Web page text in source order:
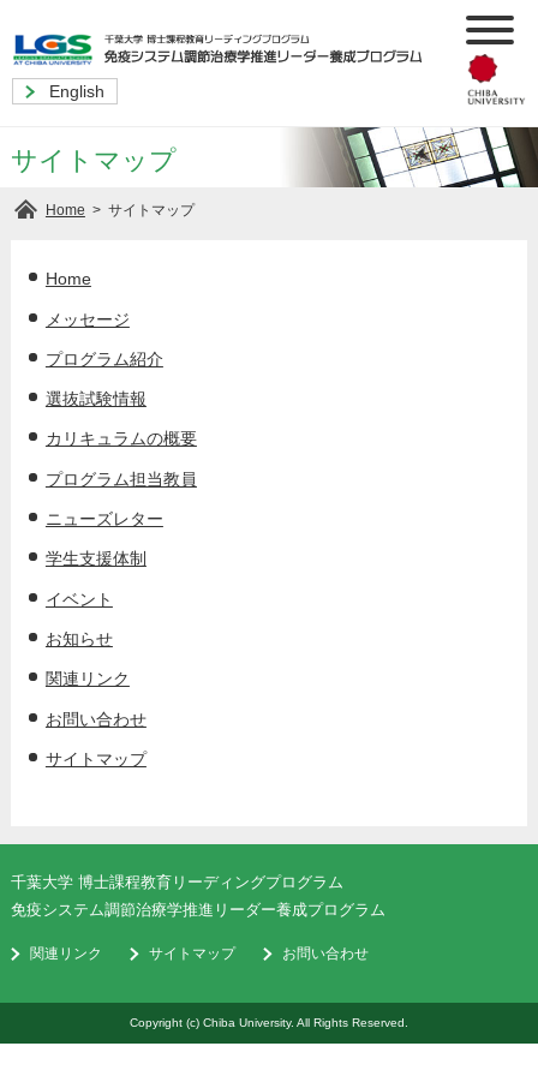
English
サイトマップ
Home > サイトマップ
Home
メッセージ
プログラム紹介
選抜試験情報
カリキュラムの概要
プログラム担当教員
ニューズレター
学生支援体制
イベント
お知らせ
関連リンク
お問い合わせ
サイトマップ
千葉大学 博士課程教育リーディングプログラム
免疫システム調節治療学推進リーダー養成プログラム
関連リンク サイトマップ お問い合わせ
Copyright (c) Chiba University. All Rights Reserved.